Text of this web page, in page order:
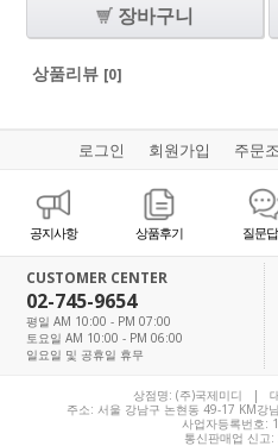
장바구니
상품리뷰 [0]
로그인 회원가입 주문
공지사항 상품후기 질문
CUSTOMER CENTER
02-745-9654
평일 AM 10:00 - PM 07:00
토요일 AM 10:00 - PM 06:00
일요일 및 공휴일 휴무
상점명: (주)국제미디 |
주소: 서울 강남구 논현동 49-17 KM강
사업자등록번호:
통신판매업 신고